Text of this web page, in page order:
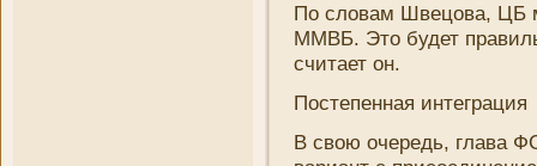
По словам Швецова, ЦБ
ММВБ. Это будет
считает он.
Постепенная интеграция
В свою очередь, глава